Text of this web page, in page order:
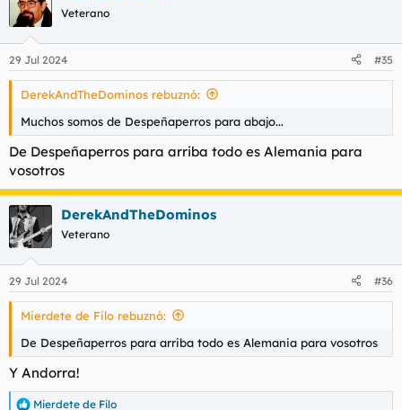
Veterano
29 Jul 2024 #35
DerekAndTheDominos rebuznó:
Muchos somos de Despeñaperros para abajo...
De Despeñaperros para arriba todo es Alemania para
vosotros
DerekAndTheDominos
Veterano
29 Jul 2024 #36
Mierdete de Filo rebuznó:
De Despeñaperros para arriba todo es Alemania para vosotros
Y Andorra!
Mierdete de Filo